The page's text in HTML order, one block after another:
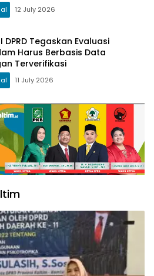
12 July 2026
DPRD Tegaskan Evaluasi
Harus Berbasis Data
Terverifikasi
11 July 2026